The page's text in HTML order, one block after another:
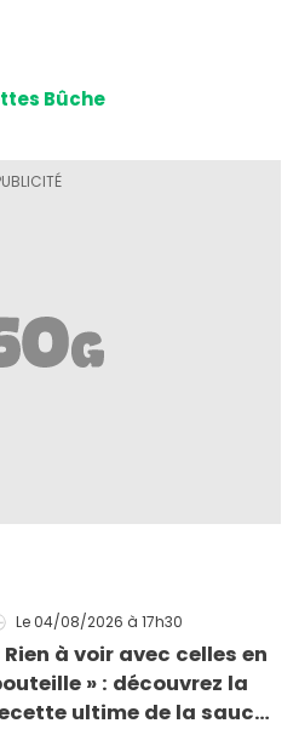
Bûche
Le 04/08/2026 à 17h30
Rien à voir avec celles en
» : découvrez la
ultime de la sauce